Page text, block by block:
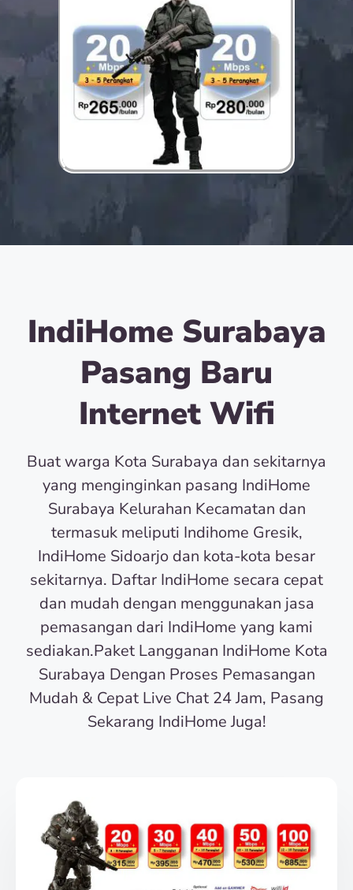
IndiHome Surabaya
Pasang Baru
Internet Wifi
Buat warga Kota Surabaya dan sekitarnya
yang menginginkan pasang IndiHome
Surabaya Kelurahan Kecamatan dan
termasuk meliputi Indihome Gresik,
IndiHome Sidoarjo dan kota-kota besar
sekitarnya. Daftar IndiHome secara cepat
dan mudah dengan menggunakan jasa
pemasangan dari IndiHome yang kami
sediakan.Paket Langganan IndiHome Kota
Surabaya Dengan Proses Pemasangan
Mudah & Cepat Live Chat 24 Jam, Pasang
Sekarang IndiHome Juga!